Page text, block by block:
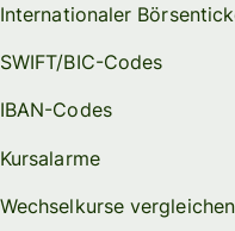
Internationaler
SWIFT/BIC-Codes
IBAN-Codes
Kursalarme
Wechselkurse vergleichen